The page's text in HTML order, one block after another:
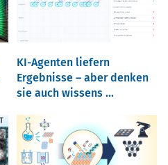
KI-Agenten liefern
Ergebnisse – aber denken
sie auch wissens ...